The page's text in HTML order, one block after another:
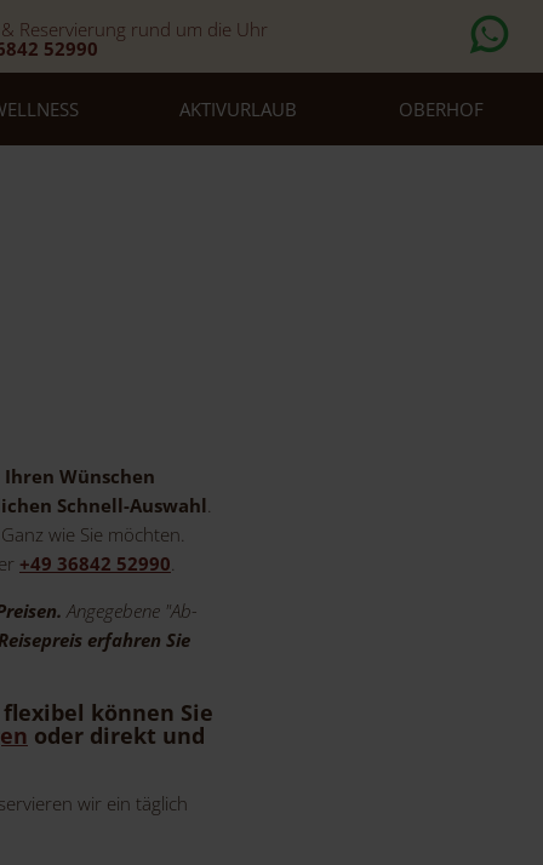
Reservierung rund um die Uhr
52990
AKTIVURLAUB OBERHOF
Wünschen
Schnell-Auswahl
wie Sie möchten.
+49 36842 52990
Angegebene "Ab-
erfahren Sie
flexibel können Sie
oder direkt und
wir ein täglich